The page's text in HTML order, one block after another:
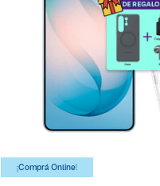
¡Comprá Online!